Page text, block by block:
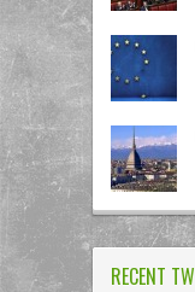
RECENT